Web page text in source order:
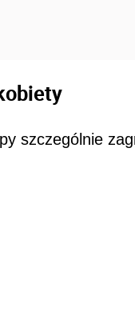
szczególnie